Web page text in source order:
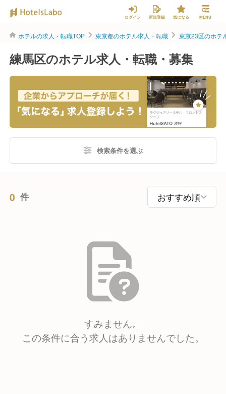
ログイン 新規登録 気になる MENU
ホテルの求人・転職TOP 東京都のホテル求人・転職 東京23区のホテ
練馬区のホテル求人・転職・募集
検索条件を選ぶ
0 件
すみません。
この条件に合う求人はありませんでした。